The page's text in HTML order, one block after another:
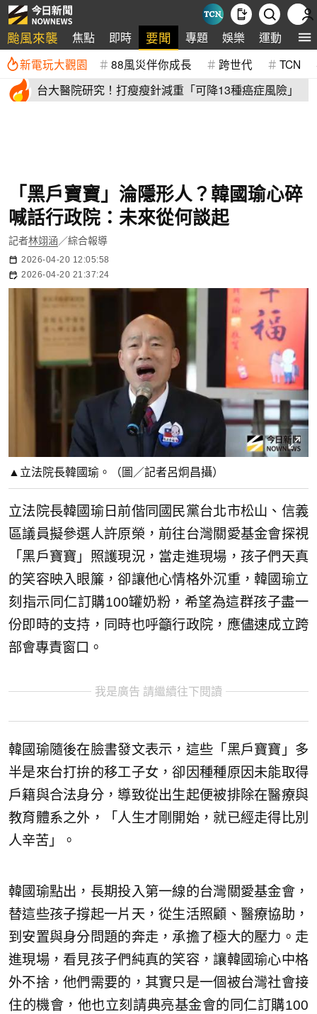
颱風來襲 焦點 即時 要聞 專題 娛樂 運動 全
新電玩大觀園 88風災伴你成長 跨世代 TCN
台大醫院研究！打瘦瘦針減重「可降13種癌症風險」
「黑戶寶寶」淪隱形人？韓國瑜心碎
喊話行政院：未來從何談起
記者林翊涵 ／綜合報導
2026-04-20 12:05:58
2026-04-20 21:37:24
▲立法院長韓國瑜。（圖／記者呂炯昌攝）
立法院長韓國瑜日前偕同國民黨台北市松山、信義
區議員擬參選人許原榮，前往台灣關愛基金會探視
「黑戶寶寶」照護現況，當走進現場，孩子們天真
的笑容映入眼簾，卻讓他心情格外沉重，韓國瑜立
刻指示同仁訂購100罐奶粉，希望為這群孩子盡一
份即時的支持，同時也呼籲行政院，應儘速成立跨
部會專責窗口。
我是廣告 請繼續往下閱讀
韓國瑜隨後在臉書發文表示，這些「黑戶寶寶」多
半是來台打拚的移工子女，卻因種種原因未能取得
戶籍與合法身分，導致從出生起便被排除在醫療與
教育體系之外，「人生才剛開始，就已經走得比別
人辛苦」。
韓國瑜點出，長期投入第一線的台灣關愛基金會，
替這些孩子撐起一片天，從生活照顧、醫療協助，
到安置與身分問題的奔走，承擔了極大的壓力。走
進現場，看見孩子們純真的笑容，讓韓國瑜心中格
外不捨，他們需要的，其實只是一個被台灣社會接
住的機會，他也立刻請典亮基金會的同仁訂購100